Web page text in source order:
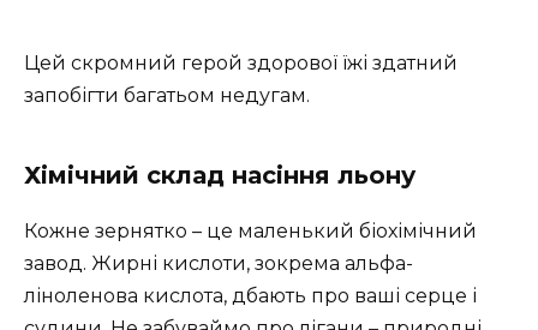
Цей скромний герой здорової їжі здатний
запобігти багатьом недугам.
Хімічний склад насіння льону
Кожне зернятко – це маленький біохімічний
завод. Жирні кислоти, зокрема альфа-
ліноленова кислота, дбають про ваші серце і